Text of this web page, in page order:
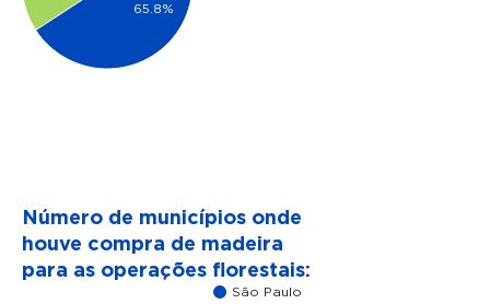
65.8%
Número de municípios onde
houve compra de madeira
para as operações florestais:
São Paulo